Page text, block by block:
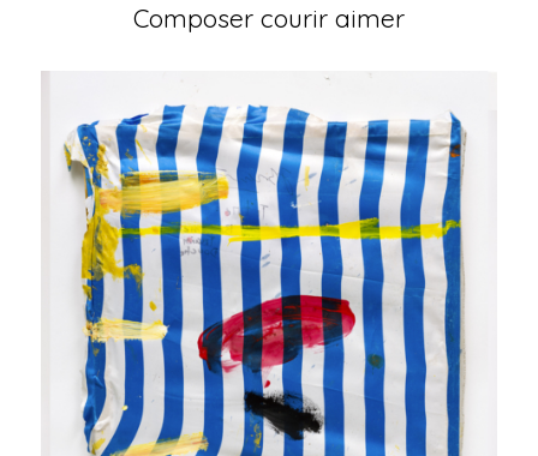
Composer courir aimer